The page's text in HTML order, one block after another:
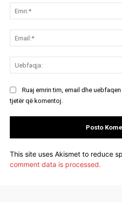
Ruaj emrin tim, email dhe
tjetër që komentoj.
This site uses Akismet to reduce
comment data is processed.